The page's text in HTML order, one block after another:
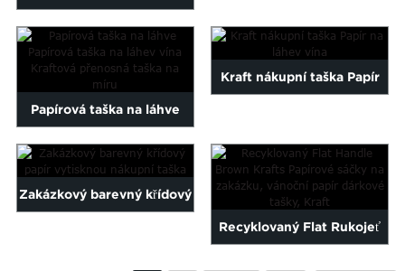
umělecký papír 2022 v
novém stylu...
...
Papírová taška na láhve
Papírová taška na láhev
vína přizpůsobená...
Kraft nákupní taška Papír
Zakázkový barevný křídový
Recyklovaný Flat Rukojeť